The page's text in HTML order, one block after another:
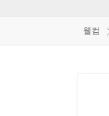
웰컴